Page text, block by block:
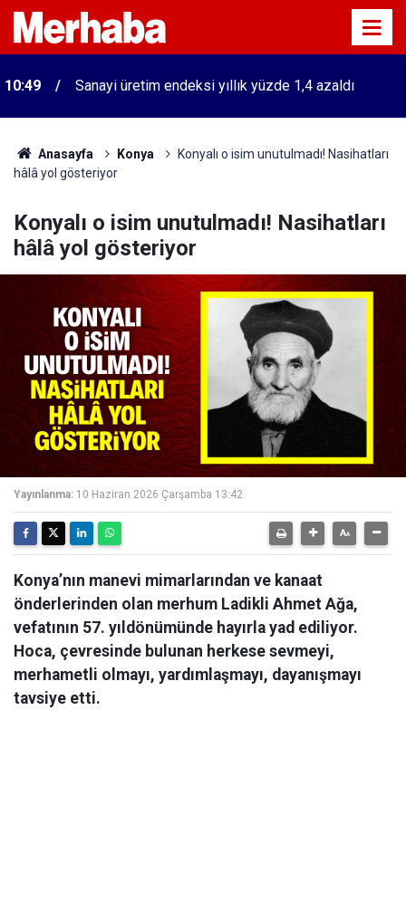
10:49 Sanayi üretim endeksi yıllık yüzde 1,4 azaldı
Anasayfa Konya
Konyalı o isim unutulmadı! Nasihatları
hâlâ yol gösteriyor
Konyalı o isim unutulmadı! Nasihatları
hâlâ yol gösteriyor
Yayınlanma: 10 Haziran 2026 Çarşamba 13:42
Konya’nın manevi mimarlarından ve kanaat
önderlerinden olan merhum Ladikli Ahmet Ağa,
vefatının 57. yıldönümünde hayırla yad ediliyor.
Hoca, çevresinde bulunan herkese sevmeyi,
merhametli olmayı, yardımlaşmayı, dayanışmayı
tavsiye etti.